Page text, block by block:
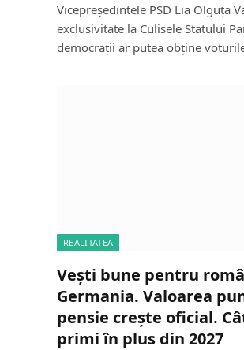
Vicepreședintele PSD Lia Olguța
exclusivitate la Culisele Statului
democrații ar putea obține
REALITATEA
Vești bune pentru
Germania. Valoarea
pensie crește oficial.
primi în plus din 2027